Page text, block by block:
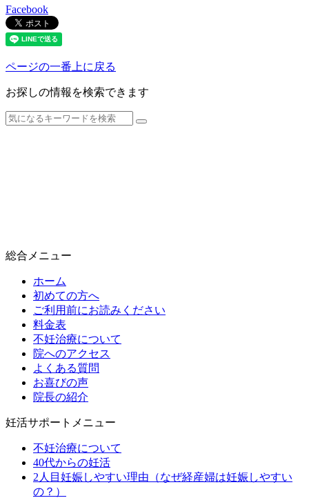
Facebook
ページの一番上に戻る
お探しの情報を検索できます
総合メニュー
ホーム
初めての方へ
ご利用前にお読みください
料金表
不妊治療について
院へのアクセス
よくある質問
お喜びの声
院長の紹介
妊活サポートメニュー
不妊治療について
40代からの妊活
2人目妊娠しやすい理由（なぜ経産婦は妊娠しやすい
の？）